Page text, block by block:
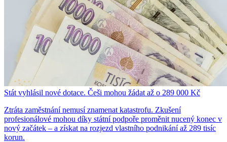
Stát vyhlásil nové dotace. Češi mohou žádat až o 289 000 Kč
Ztráta zaměstnání nemusí znamenat katastrofu. Zkušení
profesionálové mohou díky státní podpoře proměnit nucený konec v
nový začátek – a získat na rozjezd vlastního podnikání až 289 tisíc
korun.